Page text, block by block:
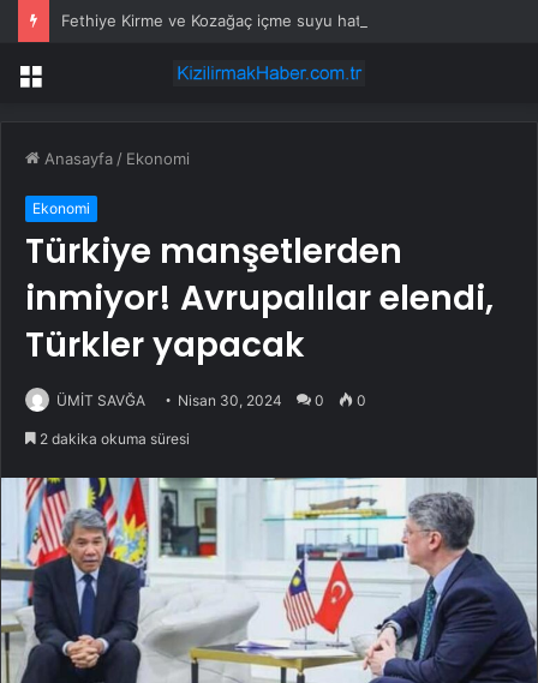
Fethiye Kirme ve Kozağaç içme suyu hatları yenileniyor
Menü
Anasayfa / Ekonomi
Ekonomi
Türkiye manşetlerden
inmiyor! Avrupalılar elendi,
Türkler yapacak
ÜMİT SAVĞA Nisan 30, 2024 0 0
2 dakika okuma süresi